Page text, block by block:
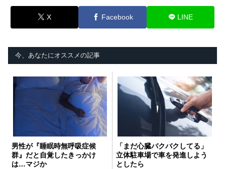
X Facebook LINE
今、あなたにオススメの記事
男性が『睡眠時無呼吸症候
群』だと自覚したきっかけ
は…マジか
「まだ心臓バクバクしてる」
立体駐車場で車を発進しよう
としたら